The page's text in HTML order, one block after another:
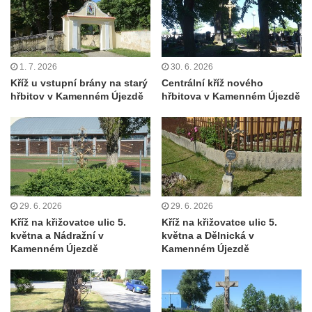
Antoníčka v Teplicích nad Metují
Kříž u kostela Nanebevzetí Panny Marie v
Polici nad Metují
Pánův kříž v Broumovských stěnách
Machovský kříž v Broumovských stěnách
Kříž u domu čp. 113 na Vlčí Hoře
Kříž pod domem čp. 177 na Vlčí Hoře
Centrální kříž hřbitova Vlčí Hora
Kříž u domu čp. 128 na Vlčí Hoře
Kříž u domu čp. 79 v ulici Salmovská ve
Velkém Šenově
Kříž naproti domu čp. 23 v ulici Salmovská
Kříž u kostela svatého Jana Křtitele v
Teplicích
1. 7. 2026
Kříž u vstupní brány na starý
hřbitov v Kamenném Újezdě
30. 6. 2026
Centrální kříž nového
hřbitova v Kamenném Újezdě
29. 6. 2026
Kříž na křižovatce ulic 5.
května a Nádražní v
Kamenném Újezdě
29. 6. 2026
Kříž na křižovatce ulic 5.
května a Dělnická v
Kamenném Újezdě